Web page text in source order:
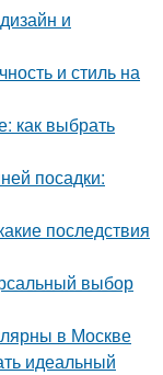
и
и стиль на
как выбрать
посадки:
последствия
выбор
в Москве
идеальный